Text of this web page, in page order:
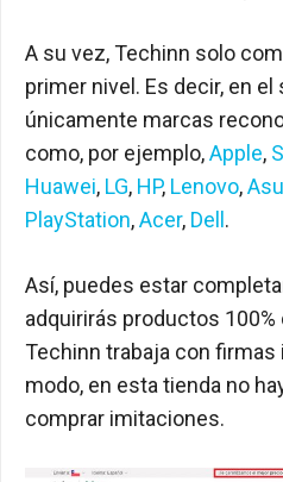
A su vez, Techinn solo
primer nivel. Es decir, en el
únicamente marcas
como, por ejemplo,Apple,
Huawei, LG, HP, Lenovo,
PlayStation,Acer, Dell .
Así, puedes estar
adquirirás productos
Techinn trabaja con
modo, en esta tienda no
comprar imitaciones.